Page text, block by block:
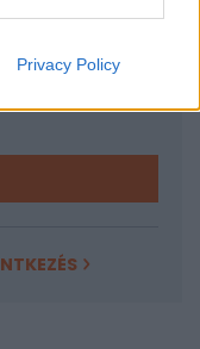
Privacy Policy